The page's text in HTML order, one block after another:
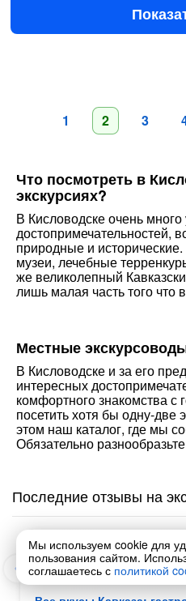
1 2 3
Что посмотреть в
экскурсиях?
В Кисловодске очень
достопримечательностей,
природные и
музеи, лечебные
же великолепный
лишь малая часть того что
Местные
В Кисловодске и за его
интересных
комфортного знакомства с
посетить хотя бы одну-две
этом наш каталог, где мы
Обязательно
Последние отзывы на
А
Антон22 июл 2026
Мы используем cookie для
пользования сайтом.
соглашаетесь с политикой